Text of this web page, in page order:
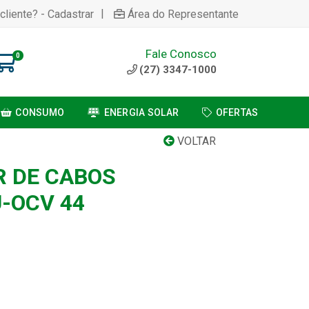
- Cadastrar | Área do Representante
0 Fale Conosco
(27) 3347-1000
CONSUMO ENERGIA SOLAR OFERTAS
VOLTAR
DE CABOS
OCV 44